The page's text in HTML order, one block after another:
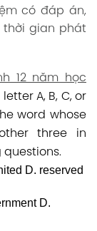
có đáp án,
thời gian phát
12 năm học
A, B, C, or
word whose
three in
D. reserved
D.